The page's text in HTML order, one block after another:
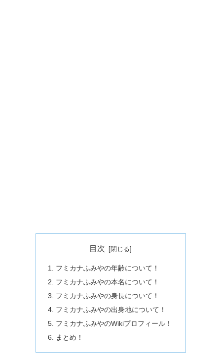
目次
フミカナふみやの年齢について！
フミカナふみやの本名について！
フミカナふみやの身長について！
フミカナふみやの出身地について！
フミカナふみやのWikiプロフィール！
まとめ！